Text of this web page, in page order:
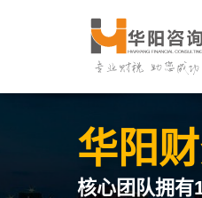
华阳
核心团队拥有